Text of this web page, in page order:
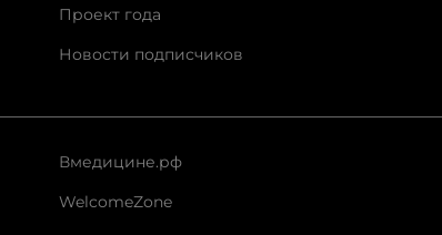
Проект года
Новости подписчиков
Вмедицине.рф
WelcomeZone